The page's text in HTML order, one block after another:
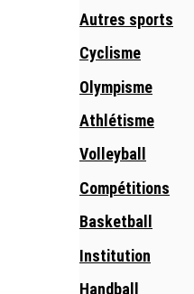
Autres sports
Cyclisme
Olympisme
Athlétisme
Volleyball
Compétitions
Basketball
Institution
Handball